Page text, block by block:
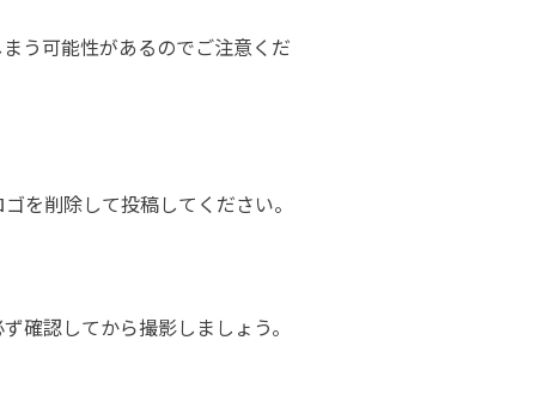
う可能性があるのでご注意くだ
を削除して投稿してください。
確認してから撮影しましょう。